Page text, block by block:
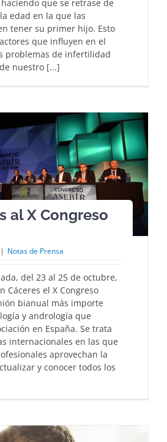
que se retrase de
edad en la que las
tener su primer hijo. Esto
que influyen en el
problemas de infertilidad
nuestro [...]
al X Congreso
| Notas de Prensa
del 23 al 25 de octubre,
Cáceres el X Congreso
bianual más importe
y andrología que
en España. Se trata
internacionales en las que
aprovechan la
y conocer todos los